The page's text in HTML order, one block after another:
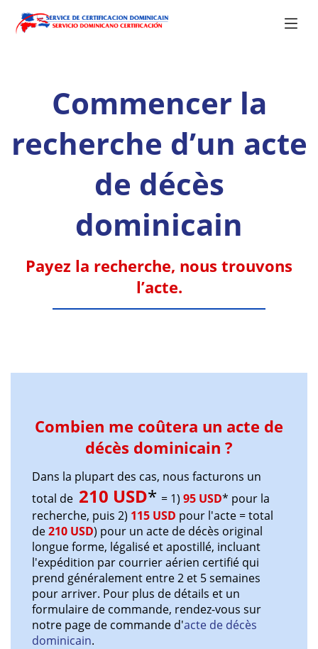
Commencer la
recherche d’un acte
de décès
dominicain
Payez la recherche, nous trouvons
l’acte.
Combien me coûtera un acte de
décès dominicain ?
Dans la plupart des cas, nous facturons un
total de 210 USD* = 1) 95 USD* pour la
recherche, puis 2) 115 USD pour l'acte = total
de210 USD) pour un acte de décès original
longue forme, légalisé et apostillé, incluant
l'expédition par courrier aérien certifié qui
prend généralement entre 2 et 5 semaines
pour arriver. Pour plus de détails et un
formulaire de commande, rendez-vous sur
notre page de commande d'acte de décès
dominicain.